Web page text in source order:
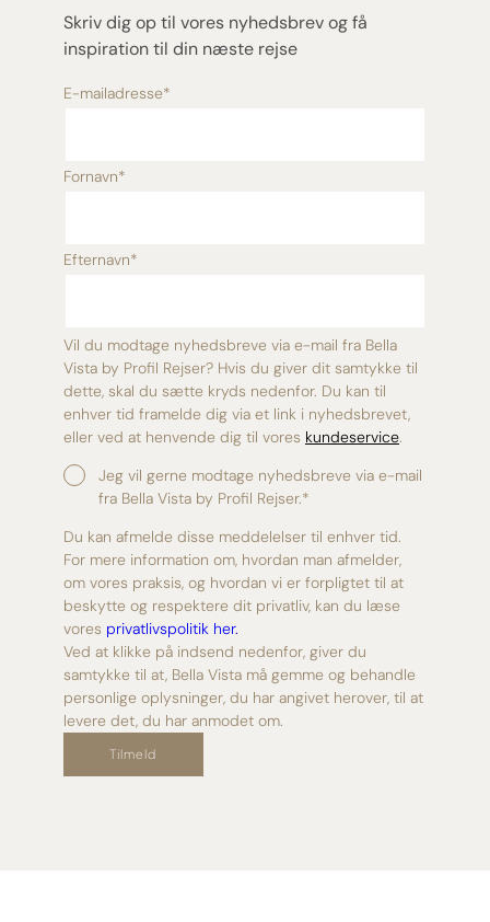
Skriv dig op til vores nyhedsbrev og få
inspiration til din næste rejse
E-mailadresse*
Fornavn*
Efternavn*
Vil du modtage nyhedsbreve via e-mail fra Bella
Vista by Profil Rejser? Hvis du giver dit samtykke til
dette, skal du sætte kryds nedenfor. Du kan til
enhver tid framelde dig via et link i nyhedsbrevet,
eller ved at henvende dig til vores kundeservice.
Jeg vil gerne modtage nyhedsbreve via e-mail
fra Bella Vista by Profil Rejser.*
Du kan afmelde disse meddelelser til enhver tid.
For mere information om, hvordan man afmelder,
om vores praksis, og hvordan vi er forpligtet til at
beskytte og respektere dit privatliv, kan du læse
vores privatlivspolitik her.
Ved at klikke på indsend nedenfor, giver du
samtykke til at, Bella Vista må gemme og behandle
personlige oplysninger, du har angivet herover, til at
levere det, du har anmodet om.